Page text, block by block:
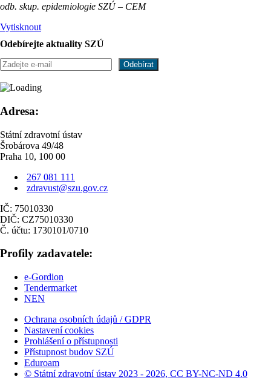
odb. skup. epidemiologie SZÚ – CEM
Vytisknout
Odebírejte aktuality SZÚ
Adresa:
Státní zdravotní ústav
Šrobárova 49/48
Praha 10, 100 00
267 081 111
zdravust@szu.gov.cz
IČ: 75010330
DIČ: CZ75010330
Č. účtu: 1730101/0710
Profily zadavatele:
e-Gordion
Tendermarket
NEN
Ochrana osobních údajů / GDPR
Nastavení cookies
Prohlášení o přístupnosti
Přístupnost budov SZÚ
Eduroam
© Státní zdravotní ústav 2023 - 2026, CC BY-NC-ND 4.0